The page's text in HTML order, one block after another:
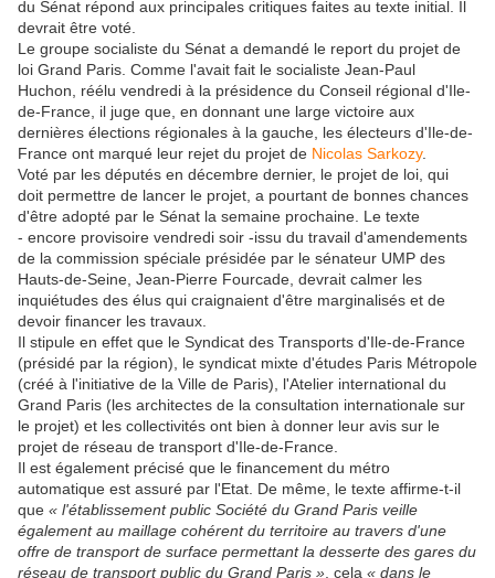
du Sénat répond aux principales critiques faites au texte initial. Il
devrait être voté.
Le groupe socialiste du Sénat a demandé le report du projet de
loi Grand Paris. Comme l'avait fait le socialiste Jean-Paul
Huchon, réélu vendredi à la présidence du Conseil régional d'Ile-
de-France, il juge que, en donnant une large victoire aux
dernières élections régionales à la gauche, les électeurs d'Ile-de-
France ont marqué leur rejet du projet de Nicolas Sarkozy.
Voté par les députés en décembre dernier, le projet de loi, qui
doit permettre de lancer le projet, a pourtant de bonnes chances
d'être adopté par le Sénat la semaine prochaine. Le texte
- encore provisoire vendredi soir -issu du travail d'amendements
de la commission spéciale présidée par le sénateur UMP des
Hauts-de-Seine, Jean-Pierre Fourcade, devrait calmer les
inquiétudes des élus qui craignaient d'être marginalisés et de
devoir financer les travaux.
Il stipule en effet que le Syndicat des Transports d'Ile-de-France
(présidé par la région), le syndicat mixte d'études Paris Métropole
(créé à l'initiative de la Ville de Paris), l'Atelier international du
Grand Paris (les architectes de la consultation internationale sur
le projet) et les collectivités ont bien à donner leur avis sur le
projet de réseau de transport d'Ile-de-France.
Il est également précisé que le financement du métro
automatique est assuré par l'Etat. De même, le texte affirme-t-il
que « l'établissement public Société du Grand Paris veille
également au maillage cohérent du territoire au travers d'une
offre de transport de surface permettant la desserte des gares du
réseau de transport public du Grand Paris » , cela « dans le